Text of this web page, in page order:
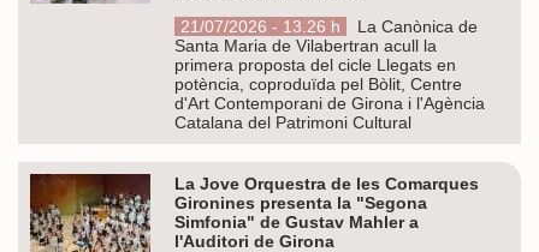
21/07/2026 - 13.26 h
La Canònica de
Santa Maria de Vilabertran acull la
primera proposta del cicle Llegats en
potència, coproduïda pel Bòlit, Centre
d'Art Contemporani de Girona i l'Agència
Catalana del Patrimoni Cultural
La Jove Orquestra de les Comarques
Gironines presenta la "Segona
Simfonia" de Gustav Mahler a
l'Auditori de Girona